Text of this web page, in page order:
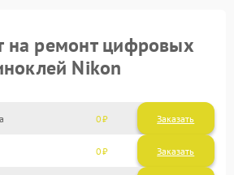
на ремонт цифровых
Nikon
0 Заказать
0 Заказать